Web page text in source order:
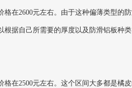
在2600元左右。由于这种偏薄类型的
据自己所需要的厚度以及防滑铝板种
在2500元左右。这个区间大多都是橘